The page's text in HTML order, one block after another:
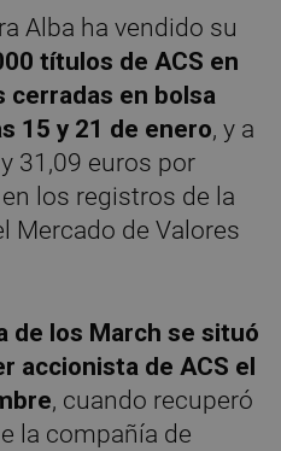
Alba ha vendido su
títulos de ACS en
en bolsa
15 y 21 de enero, y a
31,09 euros por
los registros de la
Mercado de Valores
de los March se situó
accionista de ACS el
, cuando recuperó
la compañía de